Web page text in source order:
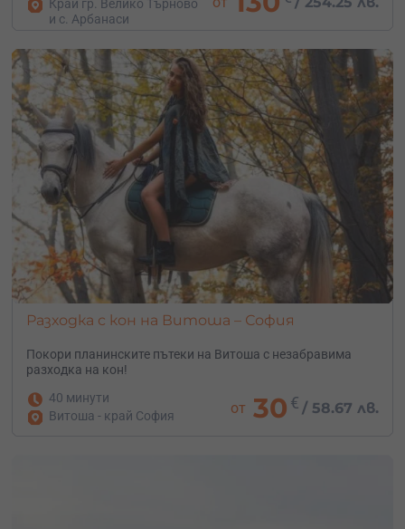
Край гр. Велико Търново
и с. Арбанаси
Разходка с кон на Витоша – София
Покори планинските пътеки на Витоша с незабравима
разходка на кон!
40 минути
Витоша - край София
от 30 € / 58.67 лв.